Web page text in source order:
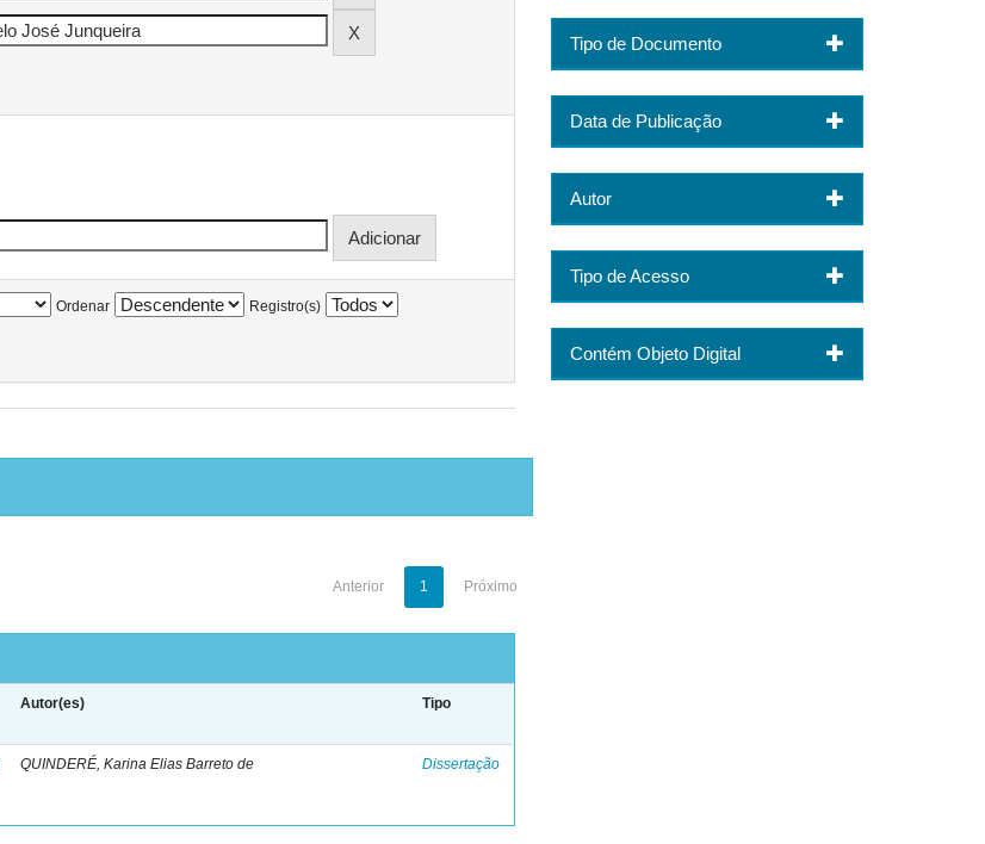
Ordenar Registro(s)
Anterior 1 Próximo
Autor(es) Tipo
QUINDERÉ, Karina Elias Barreto de Dissertação
Tipo de Documento
Data de Publicação
Autor
Tipo de Acesso
Contém Objeto Digital